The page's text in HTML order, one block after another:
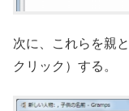
次に、これらを親
クリック）する。